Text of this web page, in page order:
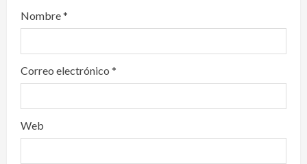
Nombre*
Correo electrónico *
Web